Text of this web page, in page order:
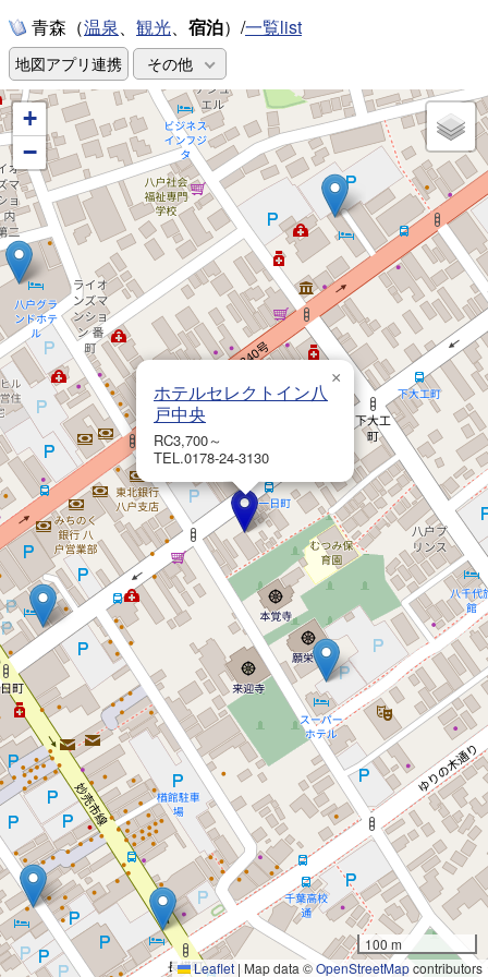
青森（温泉 、 観光、 宿泊）/一覧list
地図アプリ連携 その他
ホテルセレクトイン八
戸中央
RC3,700～
TEL.0178-24-3130
×
+
−
100 m
Leaflet | Map data ©OpenStreetMapcontributors